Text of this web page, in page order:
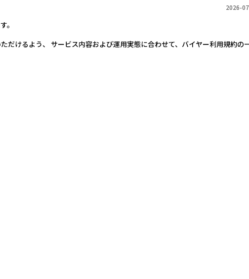
格
2026-
。
だけるよう、 サービス内容および運用実態に合わせて、バイヤー利用規約の